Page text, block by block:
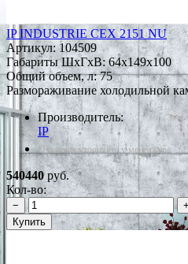
IP INDUSTRIE CEX 2151 NU
Артикул:104509
Габариты ШxГxВ: 64x149x100
Общий объем, л: 75
Размораживание холодильной
Производитель:
IP
*Наличие уточняйте у менеджера
540440руб.
Кол-во:
−
+
Купить